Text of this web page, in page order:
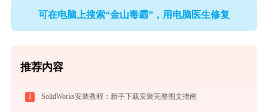
可在电脑上搜索“金山毒霸”，用电脑医生修复
推荐内容
1 SolidWorks安装教程：新手下载安装完整图文指南